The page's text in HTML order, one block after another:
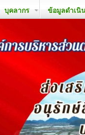
บุคลากร ข้อมูลดำเนิ